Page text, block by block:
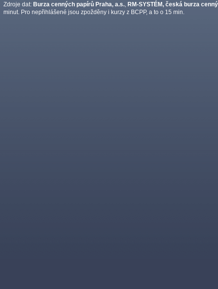
Zdroje dat: Burza cenných papírů Praha, a.s. RM-SYSTÉM, česká burza
minut. Pro nepřihlášené jsou zpožděny i kurzy z BCPP, a to o 15 min.